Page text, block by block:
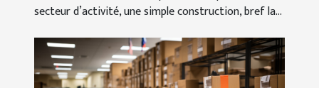
secteur d’activité, une simple construction, bref la...